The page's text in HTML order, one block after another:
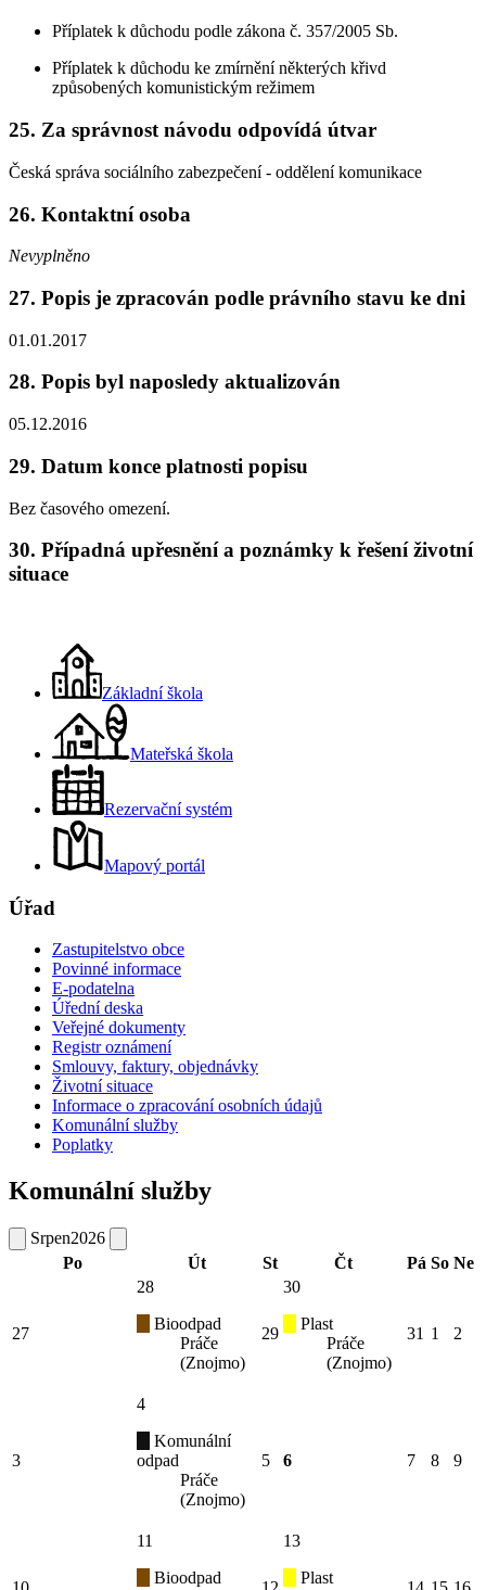
Příplatek k důchodu podle zákona č. 357/2005 Sb.
Příplatek k důchodu ke zmírnění některých křivd
způsobených komunistickým režimem
25. Za správnost návodu odpovídá útvar
Česká správa sociálního zabezpečení - oddělení komunikace
26. Kontaktní osoba
Nevyplněno
27. Popis je zpracován podle právního stavu ke dni
01.01.2017
28. Popis byl naposledy aktualizován
05.12.2016
29. Datum konce platnosti popisu
Bez časového omezení.
30. Případná upřesnění a poznámky k řešení životní
situace
Základní škola
Mateřská škola
Rezervační systém
Mapový portál
Úřad
Zastupitelstvo obce
Povinné informace
E-podatelna
Úřední deska
Veřejné dokumenty
Registr oznámení
Smlouvy, faktury, objednávky
Životní situace
Informace o zpracování osobních údajů
Komunální služby
Poplatky
Komunální služby
Srpen2026
Po
Út St Čt Pá So Ne
27
28
Bioodpad
Práče
(Znojmo)
29
30
Plast
Práče
(Znojmo)
31 1 2
3
4
Komunální
odpad
Práče
(Znojmo)
5 6 7 8 9
11
Bioodpad
13
Plast